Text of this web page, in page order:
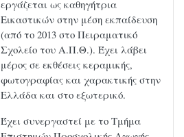
εργάζεται ως καθηγήτρια
Εικαστικών στην μέση εκπαίδευση
(από το 2013 στο Πειραματικό
Σχολείο του Α.Π.Θ.). Έχει λάβει
μέρος σε εκθέσεις κεραμικής,
φωτογραφίας και χαρακτικής στην
Ελλάδα και στο εξωτερικό.
Έχει συνεργαστεί με το Τμήμα